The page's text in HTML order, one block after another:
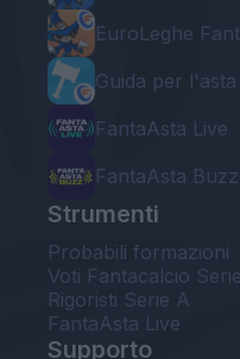
EuroLeghe
Guida per
FantaAsta Live
FantaAsta Buzz
Strumenti
Probabili formazioni
Voti Fantacalcio
Rigoristi Serie A
FantaAsta Live
Supporto